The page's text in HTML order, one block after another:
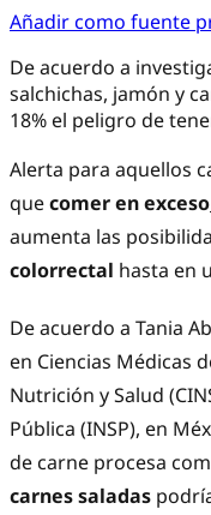
Añadir como fuente
De acuerdo a
salchichas, jamón y
18% el peligro de
Alerta para aquellos
quecomer en exceso
aumenta las
colorrectal hasta en
De acuerdo a Tania
en Ciencias Médicas
Nutrición y Salud
Pública (INSP), en
de carne procesa
carnes saladas